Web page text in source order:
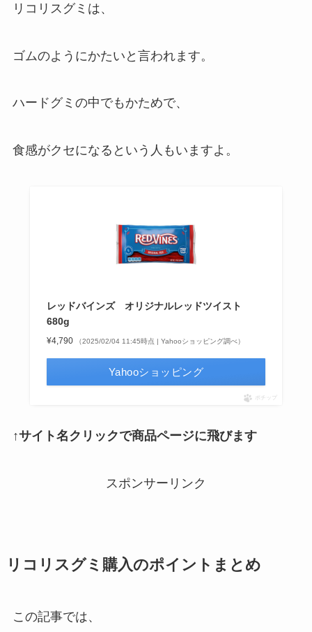
リコリスグミは、
ゴムのようにかたいと言われます。
ハードグミの中でもかためで、
食感がクセになるという人もいますよ。
レッドバインズ オリジナルレッドツイスト
680g
¥4,790 （2025/02/04 11:45時点 | Yahooショッピング調べ）
Yahooショッピング
ポチップ
↑サイト名クリックで商品ページに飛びます
スポンサーリンク
リコリスグミ購入のポイントまとめ
この記事では、